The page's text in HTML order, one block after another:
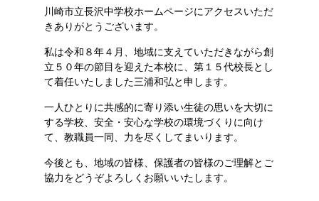
川崎市立長沢中学校ホームページにアクセスいただ
きありがとうございます。
私は令和８年４月
、地域に支えていただきながら創
立５０年の節目を迎えた本校に、 第１５代校長とし
て着任いたしました三浦和弘と申します。
一人ひとりに共感的に寄り添い生徒の思いを大切に
する学校、安全・安心な学校の環境づくり に向け
て、 教職員一同 力を尽くしてまいります。
今後とも、地域の皆様、保護者の皆様のご理解とご
協力をどうぞよろしくお願いいたします。